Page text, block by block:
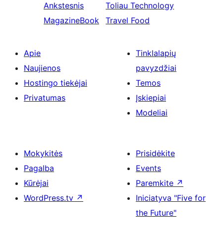
Ankstesnis
MagazineBook
Toliau Technology
Travel Food
Apie
Naujienos
Hostingo tiekėjai
Privatumas
Tinklalapių
pavyzdžiai
Temos
Įskiepiai
Modeliai
Mokykitės
Pagalba
Kūrėjai
WordPress.tv ↗
Prisidėkite
Events
Paremkite ↗
Iniciatyva "Five for
the Future"